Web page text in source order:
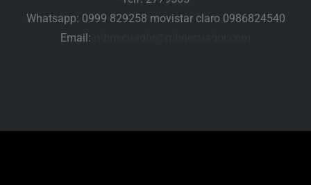
Whatsapp: 0999 829258 movistar claro 0986824540
Email: